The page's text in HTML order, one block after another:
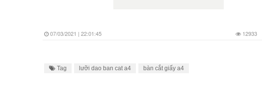
07/03/2021 | 22:01:45 12933
Tag lưỡi dao ban cat a4 bàn cắt giấy a4